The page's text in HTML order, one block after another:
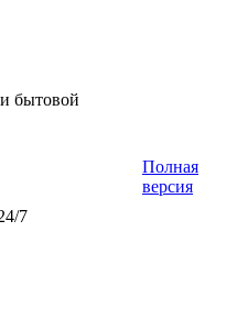
бытовой
7
Полная
версия